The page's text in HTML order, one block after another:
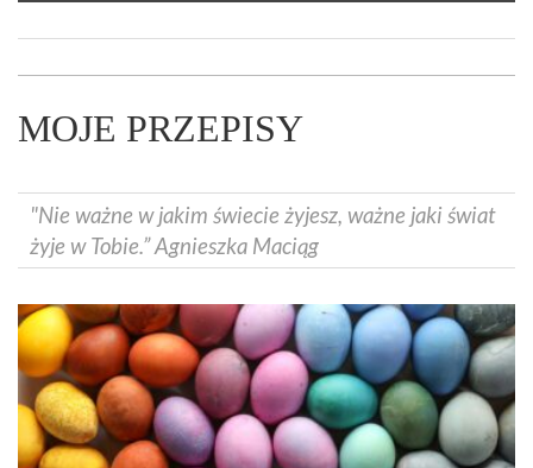
MOJE PRZEPISY
"Nie ważne w jakim świecie żyjesz, ważne jaki świat
żyje w Tobie.” Agnieszka Maciąg